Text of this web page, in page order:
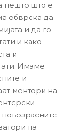
нешто што е
обврска да
и да го
и како
и
Имаме
и
ментори на
на